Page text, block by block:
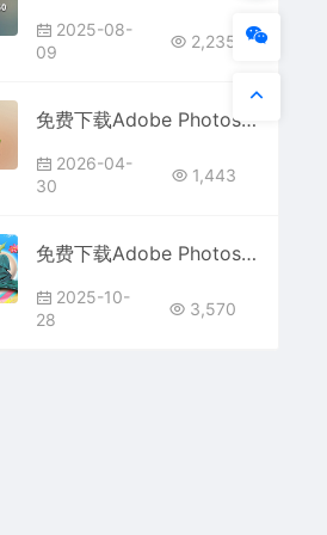
2025-08-
09
2,235
免费下载Adobe Photoshop 2026 v27.6.0.11 for win多国语言版正式中文最新PS软件激活一键安装包Ai智能修图设计师平面设计工具
2026-04-
30
1,443
免费下载Adobe Photoshop 2026 v27.0.0.25 for win多国语言版正式中文PS软件激活一键安装包破解
2025-10-
28
3,570